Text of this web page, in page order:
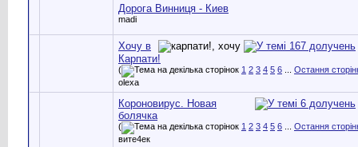
Дорога Винниця - Киев
madi
Хочу в
Карпати!
( 1 2 3 4 5 6
Остання
olexa
Короновирус. Новая
болячка
( 1 2 3 4 5 6
Остання
вите4ек